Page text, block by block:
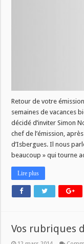
Retour de votre
semaines de vacances
décidé d’inviter Simon
chef de l’émission,
d’Isbergues. Il nous
beaucoup » qui tourne
Lire plus
Vos rubriques